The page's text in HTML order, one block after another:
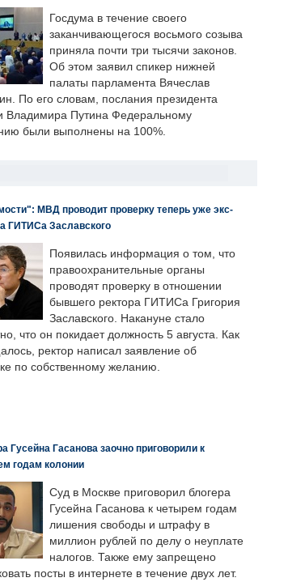
Госдума в течение своего
заканчивающегося восьмого созыва
приняла почти три тысячи законов.
Об этом заявил спикер нижней
палаты парламента Вячеслав
По его словам, послания президента
Владимира Путина Федеральному
были выполнены на 100%.
МВД проводит проверку теперь уже экс-
ГИТИСа Заславского
Появилась информация о том, что
правоохранительные органы
проводят проверку в отношении
бывшего ректора ГИТИСа Григория
Заславского. Накануне стало
что он покидает должность 5 августа. Как
ректор написал заявление об
по собственному желанию.
Гусейна Гасанова заочно приговорили к
годам колонии
Суд в Москве приговорил блогера
Гусейна Гасанова к четырем годам
лишения свободы и штрафу в
миллион рублей по делу о неуплате
налогов. Также ему запрещено
посты в интернете в течение двух лет.